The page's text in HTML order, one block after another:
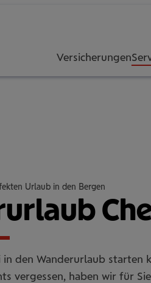
Versicherungen
Urlaub in den Bergen
in den Wanderurlaub starten
vergessen, haben wir für